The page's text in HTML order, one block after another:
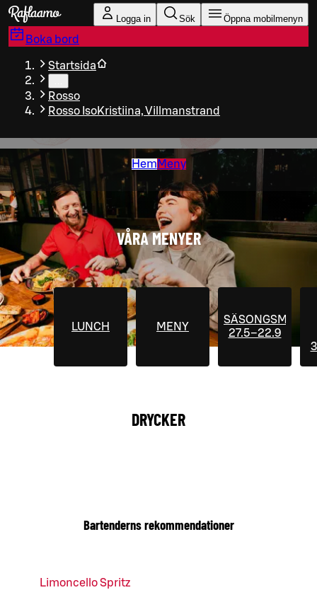
Gå till huvudinnehållet
Logga in Sök Öppna mobilmenyn
Boka bord
Startsida
Rosso
Rosso IsoKristiina, Villmanstrand
Hem Meny
VÅRA MENYER
LUNCH MENY
27.5–22.9
DRYCKER
Bartenderns rekommendationer
Limoncello Spritz